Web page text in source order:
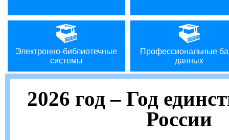
Электронно-библиотечные
системы
Профессиональные
данных
2026 год – Год
России